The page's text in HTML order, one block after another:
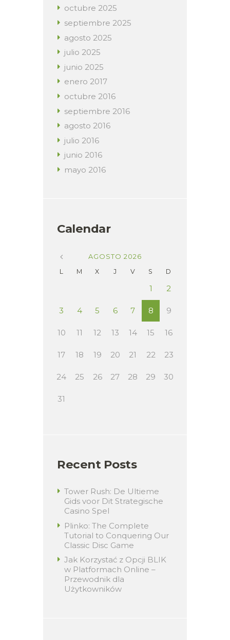
octubre 2025
septiembre 2025
agosto 2025
julio 2025
junio 2025
enero 2017
octubre 2016
septiembre 2016
agosto 2016
julio 2016
junio 2016
mayo 2016
Calendar
AGOSTO 2026
L
M X J V S D
1 2
3 4 5 6 7 8 9
10 11 12 13 14 15 16
17 18 19 20 21 22 23
24 25 26 27 28 29 30
31
Recent Posts
Tower Rush: De Ultieme
Gids voor Dit Strategische
Casino Spel
Plinko: The Complete
Tutorial to Conquering Our
Classic Disc Game
Jak Korzystać z Opcji BLIK
w Platformach Online –
Przewodnik dla
Użytkowników